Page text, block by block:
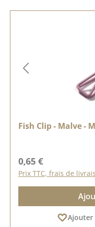
Fish Clip - Malve -
Prix régulier :
0,65 €
Prix TTC, frais de
Ajouter